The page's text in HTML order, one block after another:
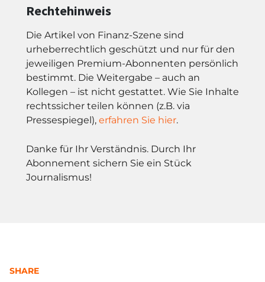
Rechtehinweis
Die Artikel von Finanz-Szene sind
urheberrechtlich geschützt und nur für den
jeweiligen Premium-Abonnenten persönlich
bestimmt. Die Weitergabe – auch an
Kollegen – ist nicht gestattet. Wie Sie Inhalte
rechtssicher teilen können (z.B. via
Pressespiegel), erfahren Sie hier.
Danke für Ihr Verständnis. Durch Ihr
Abonnement sichern Sie ein Stück
Journalismus!
SHARE